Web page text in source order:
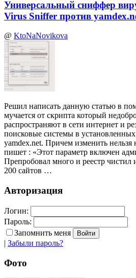
Универсальный сниффер
Virus Sniffer против
@ KtoNaNovikova
Решил написать данную статью в
мучается от скрипта который
распространяют в сети интернет и
поисковые системы в
yamdex.net. Причем изменить нельзя
пишет : «Этот параметр включен
Препробовал много и реестр чистил
200 сайтов …
Авторизация
Логин:
Пароль:
Запомнить меня
| Забыли пароль?
Фото